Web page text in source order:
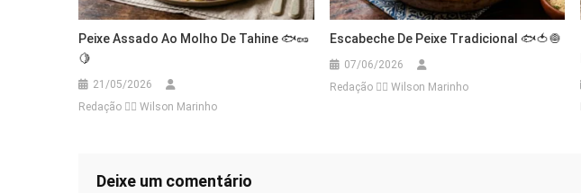
Peixe Assado Ao Molho De Tahine 🐟🥜
🍋
21/05/2026
Redação 👨‍⚖️​ Wilson Marinho
Escabeche De Peixe Tradicional 🐟🍅🧅
07/06/2026
Redação 👨‍⚖️​ Wilson Marinho
Deixe um comentário